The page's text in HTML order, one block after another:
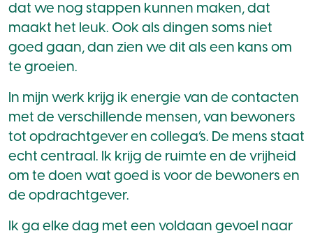
dat we nog stappen kunnen maken, dat
maakt het leuk. Ook als dingen soms niet
goed gaan, dan zien we dit als een kans om
te groeien.
In mijn werk krijg ik energie van de contacten
met de verschillende mensen, van bewoners
tot opdrachtgever en collega’s. De mens staat
echt centraal. Ik krijg de ruimte en de vrijheid
om te doen wat goed is voor de bewoners en
de opdrachtgever.
Ik ga elke dag met een voldaan gevoel naar